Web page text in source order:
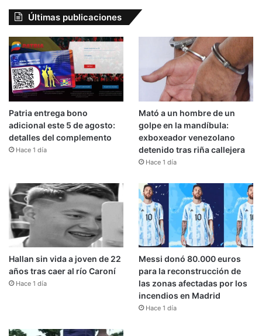
Últimas publicaciones
Patria entrega bono
adicional este 5 de agosto:
detalles del complemento
Hace 1 día
Mató a un hombre de un
golpe en la mandíbula:
exboxeador venezolano
detenido tras riña callejera
Hace 1 día
Hallan sin vida a joven de 22
años tras caer al río Caroní
Hace 1 día
Messi donó 80.000 euros
para la reconstrucción de
las zonas afectadas por los
incendios en Madrid
Hace 1 día